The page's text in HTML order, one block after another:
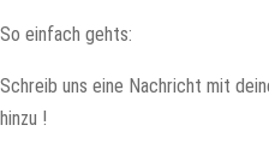
So einfach gehts:
Schreib uns eine Nachricht mit
hinzu !